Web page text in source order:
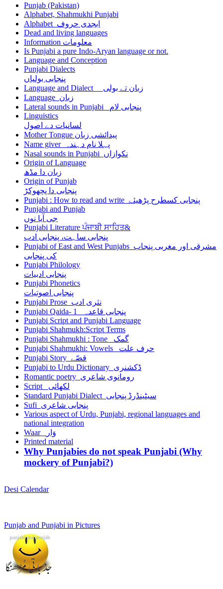
Punjab (Pakistan)
Alphabet, Shahmukhi Punjabi
Alphabet ابجدی حروف
Dead and living languages
Information معلومات
Is Punjabi a pure Indo-Aryan language or not.
Language and Conception
Punjabi Dialects
پنجابی بولیاں
Language and Dialect زبان تے بولی
Language زبان
Lateral sounds in Punjabi پنجابی لام
Linguistics
لسانیات دے اصول
Mother Tongue پیدائشی زبان
Name giver پہلا نام دہندہ
Nasal sounds in Punjabi نکوازاں
Origin of Language
زبان دا مڈھ
Origin of Punjab
پنجابی دا پچھوکڑ
Punjabi : How to read and write پنجابی کسطرح پڑھیئے
Punjabi and Punjab
جی آیا نوں
Punjabi Literature ਪੰਜਾਬੀ ਸਾਹਿਤ&
پنجابی ساہت، پنجابی ادب
Punjabi of East and West Punjabs مشرقی اور مغربی پنجاب
کی پنجابی
Punjabi Philology
پنجابی ادبیات
Punjabi Phonetics
پنجابی اصوتیات
Punjabi Prose نثری ادب
Punjabi Qaida- 1 پنجابی قاعدہ
Punjabi Script and Punjabi Language
Punjabi Shahmukh:Script Terms
Punjabi Shahmukhi : Tone گمک
Punjabi Shahmukhi: Vowels حرف علت
Punjabi Story قصّے
Punjabi to Urdu Dictionary ڈکشنری
Romantic poetry رومانوی شاعری
Script لکھائی
Standard Punjabi Dialect سیٹینڈرڈ پنجابی
Sufi پنجابی شاعری
Various aspect of Urdu, Punjabi, regional languages and
national integration
Waar وَار
Printed material
Why Punjabies do not speak Punjabi (Why
mockery of Punjabi?)
Desi Calendar
Punjab and Punjabi in Pictures